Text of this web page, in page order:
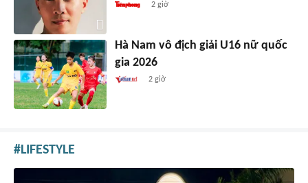
2 giờ
Hà Nam vô địch giải U16 nữ quốc
gia 2026
2 giờ
LIFESTYLE